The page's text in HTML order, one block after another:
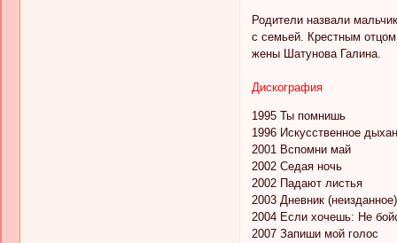
Родители назвали
с семьей. Крестным
жены Шатунова Галина.
Дискография
1995 Ты помнишь
1996 Искусственное
2001 Вспомни май
2002 Седая ночь
2002 Падают листья
2003 Дневник (неизданное)
2004 Если хочешь: Не
2007 Запиши мой голос